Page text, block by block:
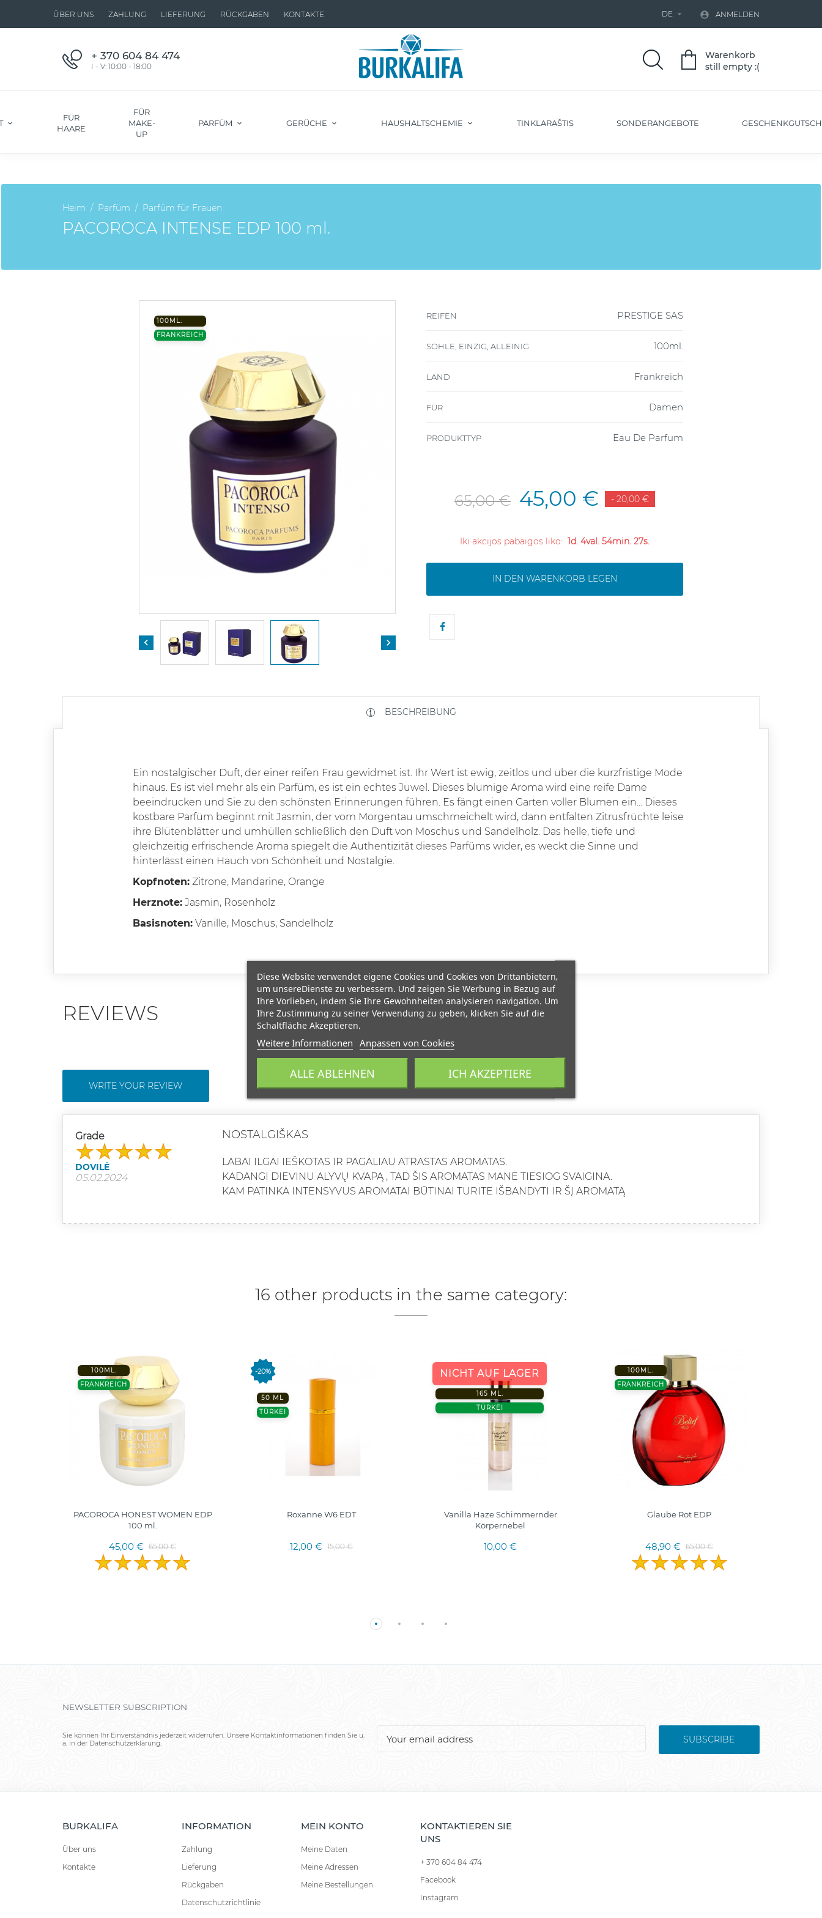
ÜBER UNS ZAHLUNG LIEFERUNG RÜCKGABEN KONTAKTE DE   ANMELDEN
+ 370 604 84 474
I - V: 10:00 - 18:00
Warenkorb
still empty :(
FÜR
HAARE
FÜR
MAKE-
UP
PARFÜM GERÜCHE HAUSHALTSCHEMIE TINKLARAŠTIS SONDERANGEBOTE
Heim Parfüm Parfüm für Frauen
PACOROCA INTENSE EDP 100 ml.
100ML.
FRANKREICH
 
REIFEN PRESTIGE SAS
SOHLE, EINZIG, ALLEINIG 100ml.
LAND Frankreich
FÜR Damen
PRODUKTTYP Eau De Parfum
65,00 € 45,00 € - 20,00 €
Iki akcijos pabaigos liko: 1d. 4val. 54min. 26s.
IN DEN WARENKORB LEGEN
BESCHREIBUNG
Ein nostalgischer Duft, der einer reifen Frau gewidmet ist. Ihr Wert ist ewig, zeitlos und über die kurzfristige Mode
hinaus. Es ist viel mehr als ein Parfüm, es ist ein echtes Juwel. Dieses blumige Aroma wird eine reife Dame
beeindrucken und Sie zu den schönsten Erinnerungen führen. Es fängt einen Garten voller Blumen ein... Dieses
kostbare Parfüm beginnt mit Jasmin, der vom Morgentau umschmeichelt wird, dann entfalten Zitrusfrüchte leise
ihre Blütenblätter und umhüllen schließlich den Duft von Moschus und Sandelholz. Das helle, tiefe und
gleichzeitig erfrischende Aroma spiegelt die Authentizität dieses Parfüms wider, es weckt die Sinne und
hinterlässt einen Hauch von Schönheit und Nostalgie.
Kopfnoten: Zitrone, Mandarine, Orange
Herznote: Jasmin, Rosenholz
Basisnoten: Vanille, Moschus, Sandelholz
REVIEWS
WRITE YOUR REVIEW
Grade
DOVILĖ
05.02.2024
NOSTALGIŠKAS
LABAI ILGAI IEŠKOTAS IR PAGALIAU ATRASTAS AROMATAS.
KADANGI DIEVINU ALYVŲ KVAPĄ , TAD ŠIS AROMATAS MANE TIESIOG SVAIGINA.
KAM PATINKA INTENSYVUS AROMATAI BŪTINAI TURITE IŠBANDYTI IR ŠĮ AROMATĄ
16 other products in the same category:
100ML.
FRANKREICH
PACOROCA HONEST WOMEN EDP
100 ml.
45,00 € 65,00 €
-20%
50 ML
TÜRKEI
Roxanne W6 EDT
12,00 € 15,00 €
NICHT AUF LAGER
165 ML.
TÜRKEI
Vanilla Haze Schimmernder
Körpernebel
10,00 €
100ML.
FRANKREICH
Glaube Rot EDP
48,90 € 65,00 €
NEWSLETTER SUBSCRIPTION
Sie können Ihr Einverständnis jederzeit widerrufen. Unsere Kontaktinformationen finden Sie u.
a. in der Datenschutzerklärung.
SUBSCRIBE
BURKALIFA
Über uns
Kontakte
INFORMATION
Zahlung
Lieferung
Rückgaben
Datenschutzrichtlinie
MEIN KONTO
Meine Daten
Meine Adressen
Meine Bestellungen
KONTAKTIEREN SIE
UNS
+ 370 604 84 474
Facebook
Instagram
Diese Website verwendet eigene Cookies und Cookies von Drittanbietern,
um unsereDienste zu verbessern. Und zeigen Sie Werbung in Bezug auf
Ihre Vorlieben, indem Sie Ihre Gewohnheiten analysieren navigation. Um
Ihre Zustimmung zu seiner Verwendung zu geben, klicken Sie auf die
Schaltfläche Akzeptieren.
Weitere Informationen Anpassen von Cookies
ALLE ABLEHNEN ICH AKZEPTIERE